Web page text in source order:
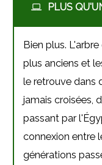
PLUS
Bien plus.
plus anciens et
le retrouve dans
jamais croisées,
passant par
connexion entre
générations